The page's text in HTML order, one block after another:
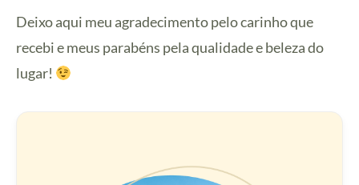
Deixo aqui meu agradecimento pelo carinho que
recebi e meus parabéns pela qualidade e beleza do
lugar!